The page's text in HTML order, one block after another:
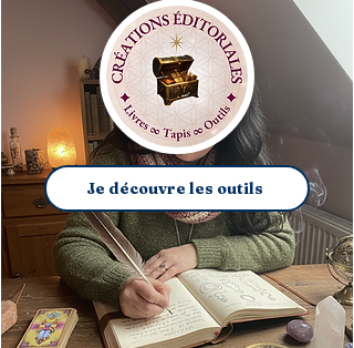
Je découvre les outils